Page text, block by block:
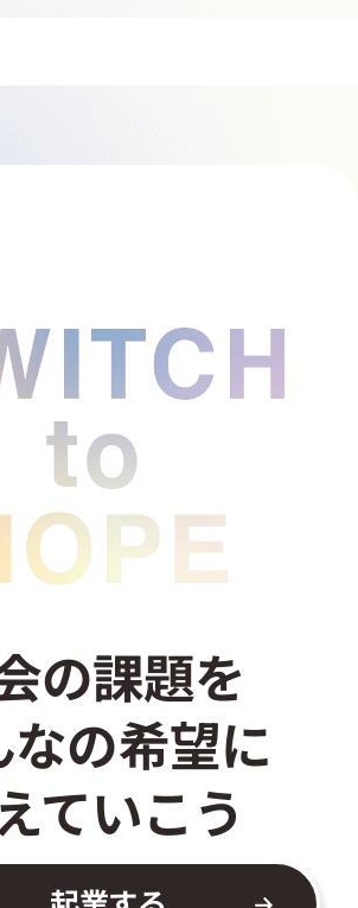
ム
の課題を
の希望に
ていこう